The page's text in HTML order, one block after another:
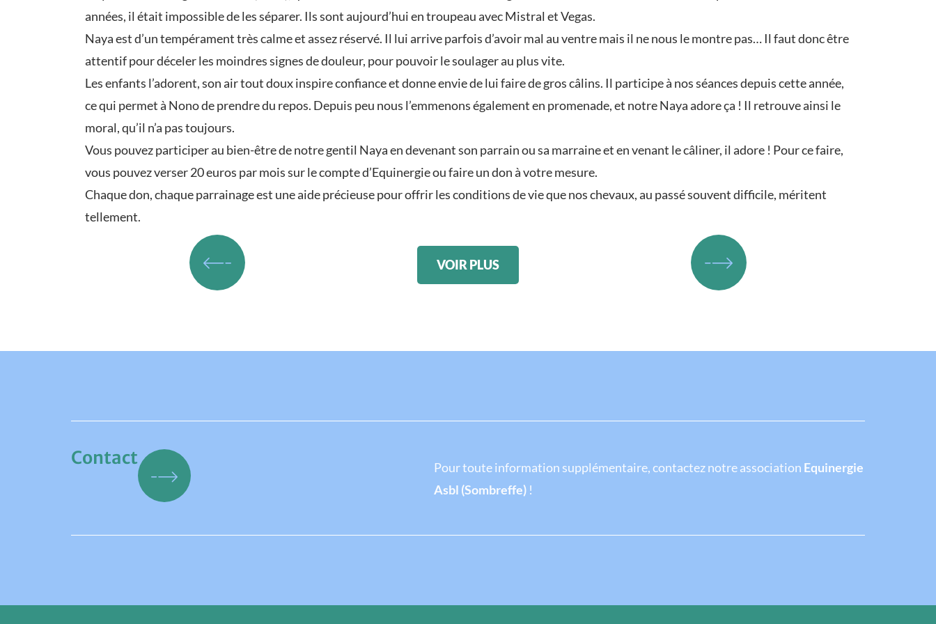
années, il était impossible de les séparer. Ils sont aujourd’hui en troupeau avec Mistral et Vegas.
Naya est d’un tempérament très calme et assez réservé. Il lui arrive parfois d’avoir mal au ventre mais il ne nous le montre pas… Il faut donc être
attentif pour déceler les moindres signes de douleur, pour pouvoir le soulager au plus vite.
Les enfants l’adorent, son air tout doux inspire confiance et donne envie de lui faire de gros câlins. Il participe à nos séances depuis cette année,
ce qui permet à Nono de prendre du repos. Depuis peu nous l’emmenons également en promenade, et notre Naya adore ça ! Il retrouve ainsi le
moral, qu’il n’a pas toujours.
Vous pouvez participer au bien-être de notre gentil Naya en devenant son parrain ou sa marraine et en venant le câliner, il adore ! Pour ce faire,
vous pouvez verser 20 euros par mois sur le compte d’Equinergie ou faire un don à votre mesure.
Chaque don, chaque parrainage est une aide précieuse pour offrir les conditions de vie que nos chevaux, au passé souvent difficile, méritent
tellement.
VOIR PLUS
Contact Pour toute information supplémentaire, contactez notre association Equinergie
Asbl (Sombreffe) !